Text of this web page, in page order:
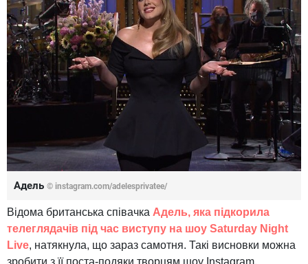
Адель © instagram.com/adelesprivatee/
Відома британська співачка Адель, яка підкорила
телеглядачів під час виступу на шоу Saturday Night
Live, натякнула, що зараз самотня. Такі висновки можна